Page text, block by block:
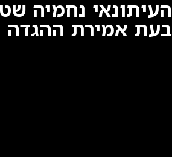
בעת אמירת ההגדה